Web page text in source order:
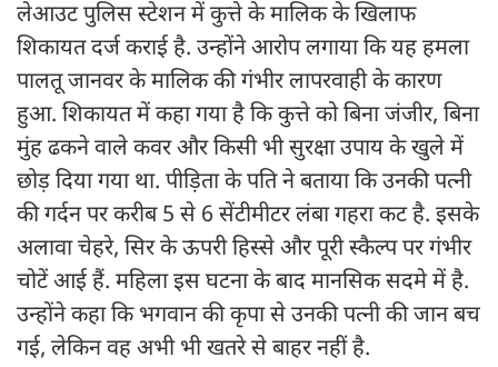
लेआउट पुलिस स्टेशन में कुत्ते के मालिक के खिलाफ
शिकायत दर्ज कराई है. उन्होंने आरोप लगाया कि यह हमला
पालतू जानवर के मालिक की गंभीर लापरवाही के कारण
हुआ. शिकायत में कहा गया है कि कुत्ते को बिना जंजीर, बिना
मुंह ढकने वाले कवर और किसी भी सुरक्षा उपाय के खुले में
छोड़ दिया गया था. पीड़िता के पति ने बताया कि उनकी पत्नी
की गर्दन पर करीब 5 से 6 सेंटीमीटर लंबा गहरा कट है. इसके
अलावा चेहरे, सिर के ऊपरी हिस्से और पूरी स्कैल्प पर गंभीर
चोटें आई हैं. महिला इस घटना के बाद मानसिक सदमे में है.
उन्होंने कहा कि भगवान की कृपा से उनकी पत्नी की जान बच
गई, लेकिन वह अभी भी खतरे से बाहर नहीं है.